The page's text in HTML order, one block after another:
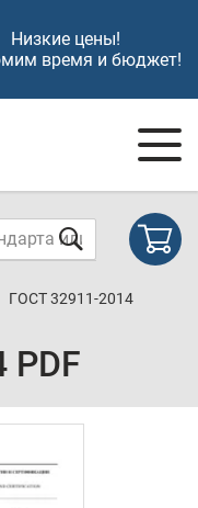
Низкие цены!
время и бюджет!
ГОСТ 32911-2014
PDF